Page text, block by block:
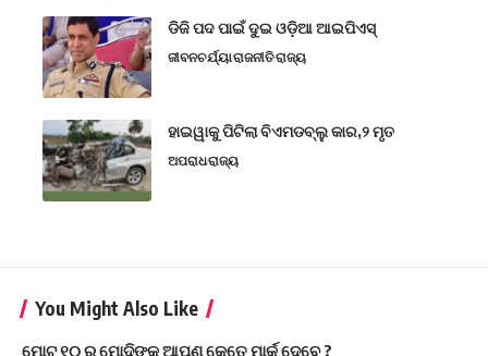
ଡିଜି ପଦ ପାଇଁ ଦୁଇ ଓଡ଼ିଆ ଆଇପିଏସ୍
ଜୀବନଚର୍ଯ୍ୟାରାଜନୀତିରାଜ୍ୟ
ହାଇୱାକୁ ପିଟିଲା ବିଏମଡବ୍ଲୁ କାର,୨ ମୃତ
ଅପରାଧରାଜ୍ୟ
You Might Also Like
ମୋଟ ୧୦ ରୁ ମୋଦିଙ୍କୁ ଆପଣ କେତେ ମାର୍କ ଦେବେ ?